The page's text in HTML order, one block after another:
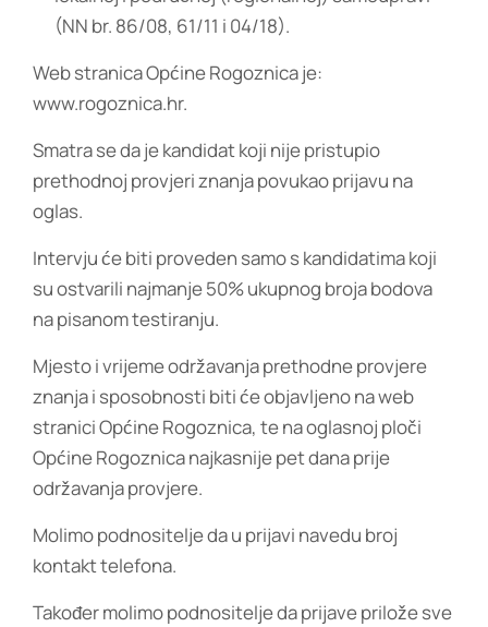
(NN br. 86/08, 61/11 i 04/18).
Web stranica Općine Rogoznica je:
www.rogoznica.hr.
Smatra se da je kandidat koji nije pristupio
prethodnoj provjeri znanja povukao prijavu na
oglas.
Intervju će biti proveden samo s kandidatima koji
su ostvarili najmanje 50% ukupnog broja bodova
na pisanom testiranju.
Mjesto i vrijeme održavanja prethodne provjere
znanja i sposobnosti biti će objavljeno na web
stranici Općine Rogoznica, te na oglasnoj ploči
Općine Rogoznica najkasnije pet dana prije
održavanja provjere.
Molimo podnositelje da u prijavi navedu broj
kontakt telefona.
Također molimo podnositelje da prijave prilože sve